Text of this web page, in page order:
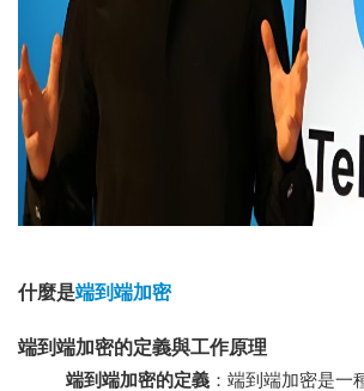
什麼是端到端加密
端到端加密的定義與工作原理
端到端加密的定義 ：端到端加密是一